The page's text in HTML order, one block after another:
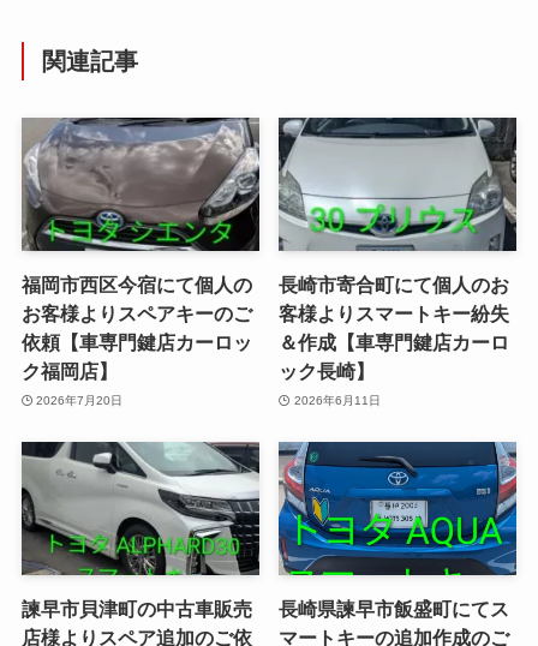
関連記事
福岡市西区今宿にて個人の
お客様よりスペアキーのご
依頼【車専門鍵店カーロッ
ク福岡店】
2026年7月20日
長崎市寄合町にて個人のお
客様よりスマートキー紛失
＆作成【車専門鍵店カーロ
ック長崎】
2026年6月11日
諫早市貝津町の中古車販売
店様よりスペア追加のご依
長崎県諫早市飯盛町にてス
マートキーの追加作成のご